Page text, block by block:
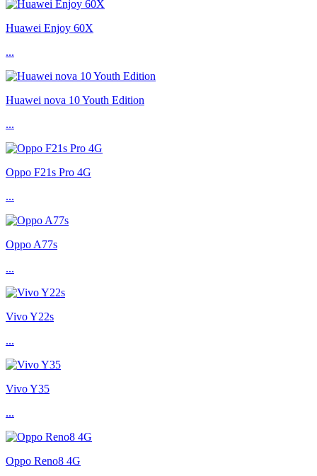
Huawei Enjoy 60X
...
Huawei nova 10 Youth Edition
...
Oppo F21s Pro 4G
...
Oppo A77s
...
Vivo Y22s
...
Vivo Y35
...
Oppo Reno8 4G